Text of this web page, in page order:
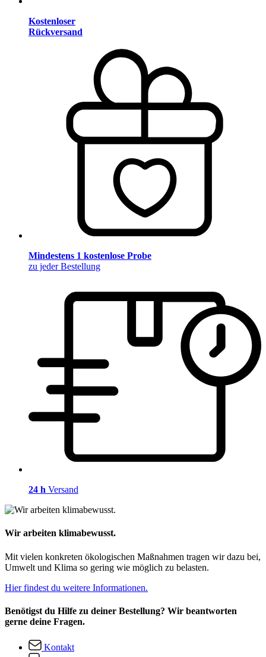
Kostenloser
Rückversand
Mindestens 1 kostenlose Probe
zu jeder Bestellung
24 h Versand
Wir arbeiten klimabewusst.
Mit vielen konkreten ökologischen Maßnahmen tragen wir dazu bei,
Umwelt und Klima so gering wie möglich zu belasten.
Hier findest du weitere Informationen.
Benötigst du Hilfe zu deiner Bestellung? Wir beantworten
gerne deine Fragen.
Kontakt